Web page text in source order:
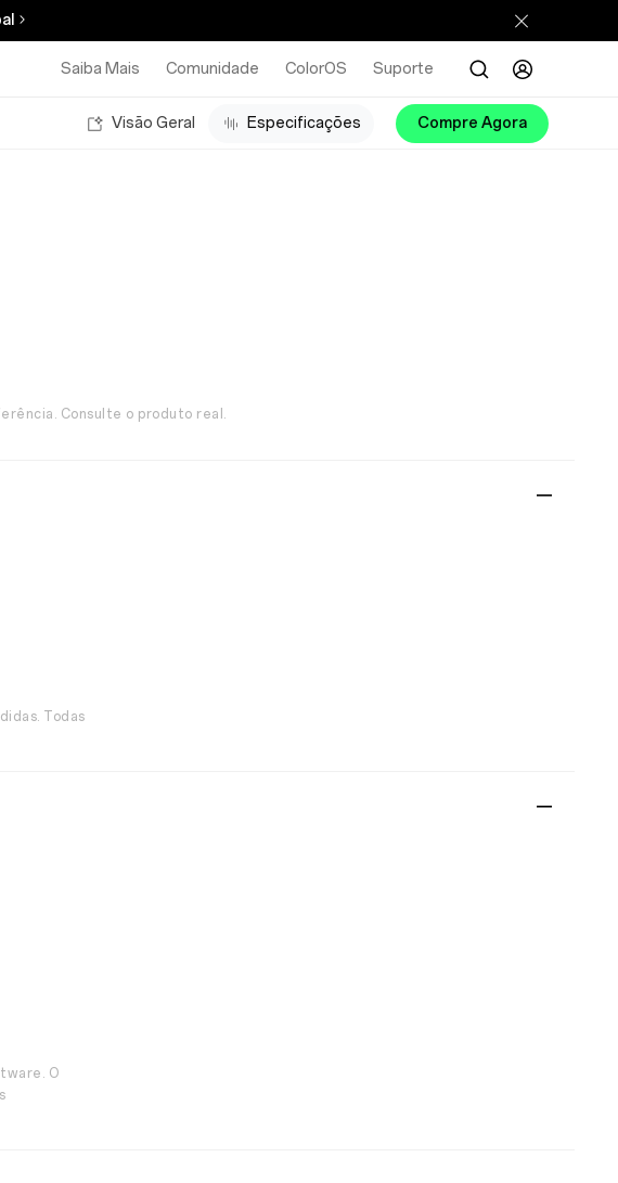
Saiba Mais Comunidade ColorOS Suporte
Visão Geral Especificações Compre Agora
Consulte o produto real.
Todas
O